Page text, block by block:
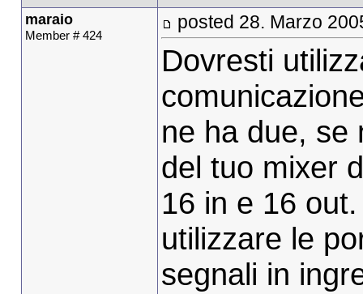
maraio
Member # 424
posted 28. Marzo
Dovresti
ne ha due, se
del tuo mixer
16 in e 16
utilizzare le
segnali in